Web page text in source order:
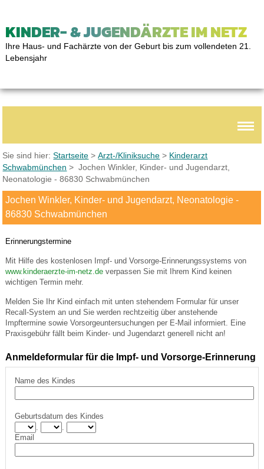
KINDER- & JUGENDÄRZTE IM NETZ
Ihre Haus- und Fachärzte von der Geburt bis zum vollendeten 21.
Lebensjahr
Sie sind hier:Startseite >Arzt-/Kliniksuche > Kinderarzt
Schwabmünchen > Jochen Winkler, Kinder- und Jugendarzt,
Neonatologie - 86830 Schwabmünchen
Jochen Winkler, Kinder- und Jugendarzt, Neonatologie -
86830 Schwabmünchen
Erinnerungstermine
Mit Hilfe des kostenlosen Impf- und Vorsorge-Erinnerungssystems von
www.kinderaerzte-im-netz.deverpassen Sie mit Ihrem Kind keinen
wichtigen Termin mehr.
Melden Sie Ihr Kind einfach mit unten stehendem Formular für unser
Recall-System an und Sie werden rechtzeitig über anstehende
Impftermine sowie Vorsorgeuntersuchungen per E-Mail informiert. Eine
Praxisgebühr fällt beim Kinder- und Jugendarzt generell nicht an!
Anmeldeformular für die Impf- und Vorsorge-Erinnerung
Name des Kindes
Geburtsdatum des Kindes
Email